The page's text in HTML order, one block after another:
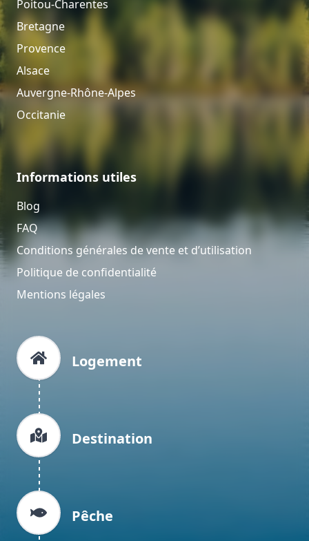
Poitou-Charentes
Bretagne
Provence
Alsace
Auvergne-Rhône-Alpes
Occitanie
Informations utiles
Blog
FAQ
Conditions générales de vente et d’utilisation
Politique de confidentialité
Mentions légales
Logement
Destination
Pêche